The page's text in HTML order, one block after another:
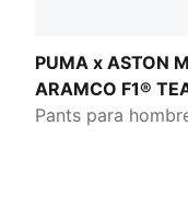
PUMA x ASTON
ARAMCO F1®
Pants para